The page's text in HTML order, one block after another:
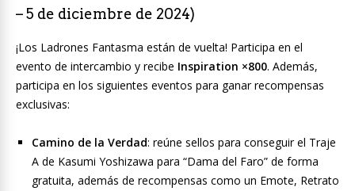
– 5 de diciembre de 2024)
¡Los Ladrones Fantasma están de vuelta! Participa en el
evento de intercambio y recibe Inspiration ×800. Además,
participa en los siguientes eventos para ganar recompensas
exclusivas:
Camino de la Verdad: reúne sellos para conseguir el Traje
A de Kasumi Yoshizawa para “Dama del Faro” de forma
gratuita, además de recompensas como un Emote, Retrato